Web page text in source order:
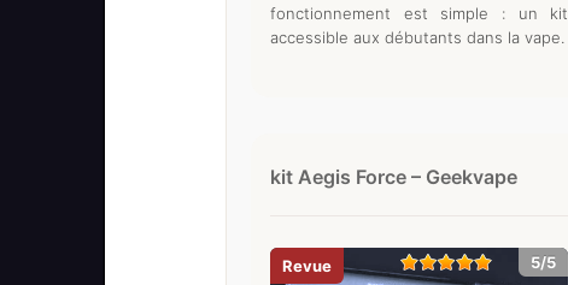
fonctionnement est simple : un kit
accessible aux débutants dans la vape.
kit Aegis Force – Geekvape
5/5